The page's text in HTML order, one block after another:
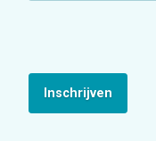
Inschrijven